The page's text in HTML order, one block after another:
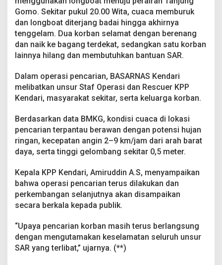
i
H
i
a
n
g
Gomo. Sekitar pukul 20.00 Wita, cuaca memburuk
dan longboat diterjang badai hingga akhirnya
tenggelam. Dua korban selamat dengan berenang
dan naik ke bagang terdekat, sedangkan satu korban
lainnya hilang dan membutuhkan bantuan SAR.
Dalam operasi pencarian, BASARNAS Kendari
melibatkan unsur Staf Operasi dan Rescuer KPP
Kendari, masyarakat sekitar, serta keluarga korban.
Berdasarkan data BMKG, kondisi cuaca di lokasi
pencarian terpantau berawan dengan potensi hujan
ringan, kecepatan angin 2–9 km/jam dari arah barat
daya, serta tinggi gelombang sekitar 0,5 meter.
Kepala KPP Kendari, Amiruddin A.S, menyampaikan
bahwa operasi pencarian terus dilakukan dan
perkembangan selanjutnya akan disampaikan
secara berkala kepada publik.
“Upaya pencarian korban masih terus berlangsung
dengan mengutamakan keselamatan seluruh unsur
SAR yang terlibat,” ujarnya. (**)